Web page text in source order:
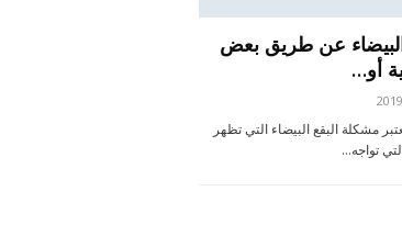
البيضاء عن طريق بعض
أو…
مشكلة البقع البيضاء التي تظهر
تواجه…